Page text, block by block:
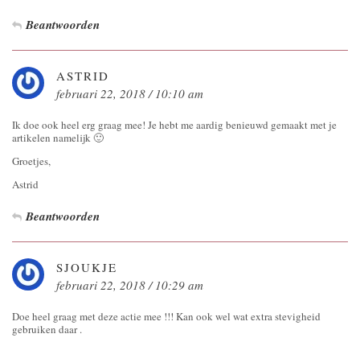
Beantwoorden
ASTRID
februari 22, 2018 / 10:10 am
Ik doe ook heel erg graag mee! Je hebt me aardig benieuwd gemaakt met je
artikelen namelijk 🙂
Groetjes,
Astrid
Beantwoorden
SJOUKJE
februari 22, 2018 / 10:29 am
Doe heel graag met deze actie mee !!! Kan ook wel wat extra stevigheid
gebruiken daar .